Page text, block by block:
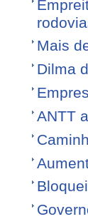
Mais
Dilma
ANTT